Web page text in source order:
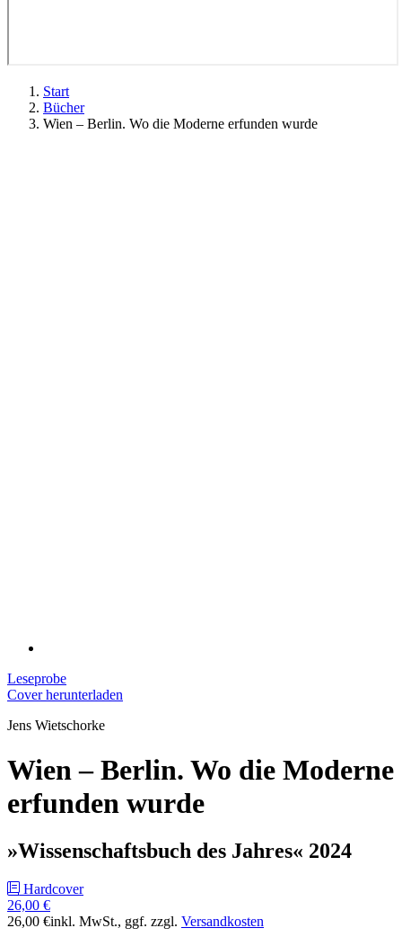
Start
Bücher
Wien – Berlin. Wo die Moderne erfunden wurde
Leseprobe
Cover herunterladen
Jens Wietschorke
Wien – Berlin. Wo die Moderne
erfunden wurde
»Wissenschaftsbuch des Jahres« 2024
Hardcover
26,00 €
26,00 €inkl. MwSt., ggf. zzgl. Versandkosten